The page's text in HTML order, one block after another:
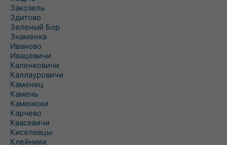
Закозель
Здитово
Зеленый Бор
Знаменка
Иваново
Ивацевичи
Каленковичи
Каллауровичи
Каменец
Камень
Каменюки
Карчево
Квасевичи
Киселевцы
Клейники